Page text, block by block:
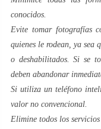
conocidos.
Evite tomar fotografías
quienes le rodean, ya sea
o deshabilitados. Si se
deben abandonar
Si utiliza un teléfono
valor no convencional.
Elimine todos los